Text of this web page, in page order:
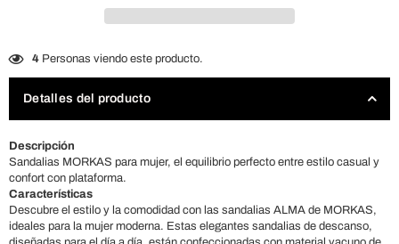
4 Personas viendo este producto.
Detalles del producto
Descripción
Sandalias MORKAS para mujer, el equilibrio perfecto entre estilo casual y
confort con plataforma.
Características
Descubre el estilo y la comodidad con las sandalias ALMA de MORKAS,
ideales para la mujer moderna. Estas elegantes sandalias de descanso,